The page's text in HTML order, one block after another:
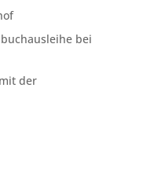
bei
der